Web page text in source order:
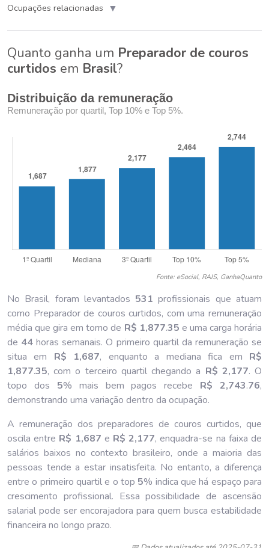
Ocupações relacionadas ▼
Quanto ganha um Preparador de couros
curtidos em Brasil?
Distribuição da remuneração
Remuneração por quartil, Top 10% e Top 5%.
Fonte: eSocial, RAIS, GanhaQuanto
No Brasil, foram levantados 531 profissionais que atuam
como Preparador de couros curtidos, com uma remuneração
média que gira em torno de R$ 1,877.35 e uma carga horária
de 44 horas semanais. O primeiro quartil da remuneração se
situa em R$ 1,687, enquanto a mediana fica em R$
1,877.35, com o terceiro quartil chegando a R$ 2,177. O
topo dos 5% mais bem pagos recebe R$ 2,743.76,
demonstrando uma variação dentro da ocupação.
A remuneração dos preparadores de couros curtidos, que
oscila entre R$ 1,687 e R$ 2,177, enquadra-se na faixa de
salários baixos no contexto brasileiro, onde a maioria das
pessoas tende a estar insatisfeita. No entanto, a diferença
entre o primeiro quartil e o top 5% indica que há espaço para
crescimento profissional. Essa possibilidade de ascensão
salarial pode ser encorajadora para quem busca estabilidade
financeira no longo prazo.